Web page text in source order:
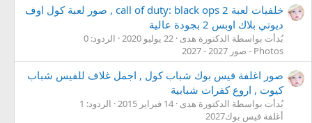
خلفيات لعبة call of duty: black ops 2 , صور لعبة كول اوف
ديوتي بلاك اوبس 2 بجودة عالية
بُدأت بواسطة الدكتورة هدى 22 يوليو 2020
الردود: 0
Photos - صور 2027 - 2027
صور اغلفة فيس بوك شباب كول , اجمل غلاف للفيس شباب
كيوت , اروع كفرات شبابية
بُدأت بواسطة الدكتورة هدى 14 فبراير 2015
الردود: 1
أغلفة فيس بوك2027